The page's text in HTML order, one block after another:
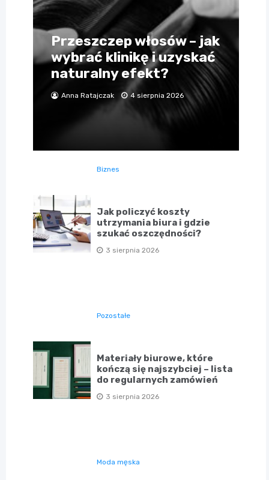
Przeszczep włosów – jak
wybrać klinikę i uzyskać
naturalny efekt?
Anna Ratajczak 4 sierpnia 2026
Biznes
Jak policzyć koszty
utrzymania biura i gdzie
szukać oszczędności?
3 sierpnia 2026
Pozostałe
Materiały biurowe, które
kończą się najszybciej – lista
do regularnych zamówień
3 sierpnia 2026
Moda męska